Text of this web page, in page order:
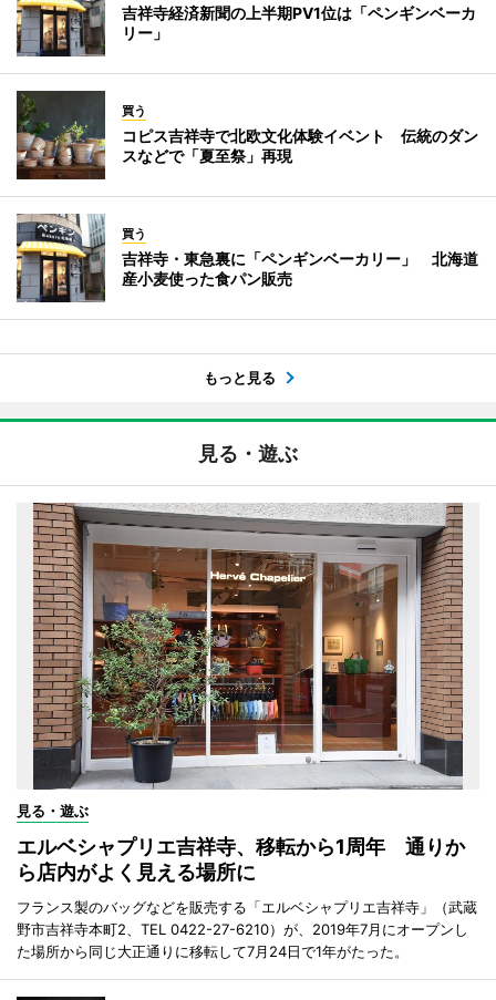
吉祥寺経済新聞の上半期PV1位は「ペンギンベーカ
リー」
買う
コピス吉祥寺で北欧文化体験イベント 伝統のダン
スなどで「夏至祭」再現
買う
吉祥寺・東急裏に「ペンギンベーカリー」 北海道
産小麦使った食パン販売
もっと見る
見る・遊ぶ
見る・遊ぶ
エルベシャプリエ吉祥寺、移転から1周年 通りか
ら店内がよく見える場所に
フランス製のバッグなどを販売する「エルベシャプリエ吉祥寺」（武蔵
野市吉祥寺本町2、TEL 0422-27-6210）が、2019年7月にオープンし
た場所から同じ大正通りに移転して7月24日で1年がたった。